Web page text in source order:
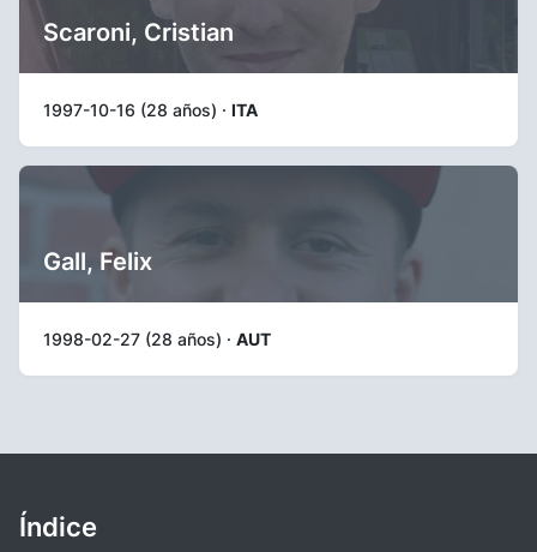
Scaroni, Cristian
1997-10-16 (28 años) · ITA
Gall, Felix
1998-02-27 (28 años) · AUT
Índice